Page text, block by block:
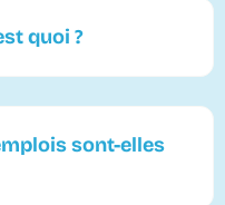
quoi ?
sont-elles